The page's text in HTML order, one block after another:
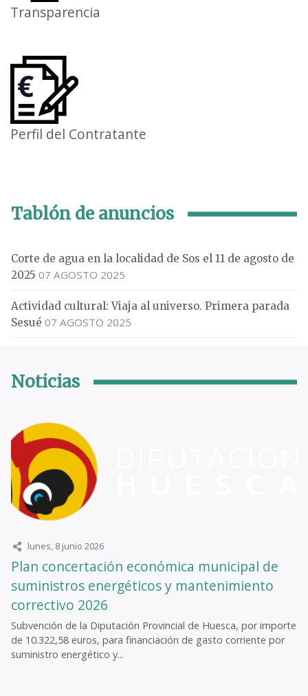
Transparencia
Perfil del Contratante
Tablón de anuncios
Corte de agua en la localidad de Sos el 11 de agosto de
2025 07 AGOSTO 2025
Actividad cultural: Viaja al universo. Primera parada
Sesué 07 AGOSTO 2025
Noticias
lunes, 8 junio 2026
Plan concertación económica municipal de
suministros energéticos y mantenimiento
correctivo 2026
Subvención de la Diputación Provincial de Huesca, por importe
de 10.322,58 euros, para financiación de gasto corriente por
suministro energético y...